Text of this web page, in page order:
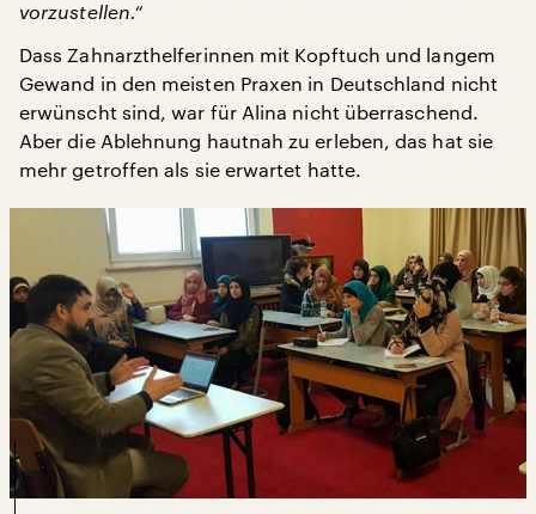
vorzustellen.“
Dass Zahnarzthelferinnen mit Kopftuch und langem
Gewand in den meisten Praxen in Deutschland nicht
erwünscht sind, war für Alina nicht überraschend.
Aber die Ablehnung hautnah zu erleben, das hat sie
mehr getroffen als sie erwartet hatte.